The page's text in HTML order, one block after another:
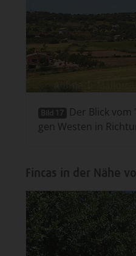
Bild 17
Der Blick vom
gen Westen in
Fincas in der Nähe